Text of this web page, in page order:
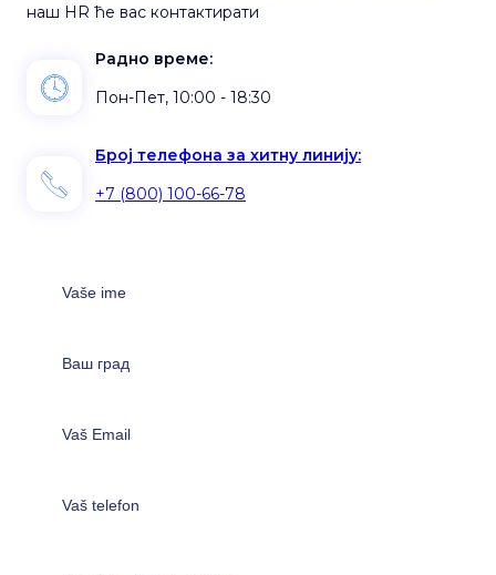
наш HR ће вас контактирати
Радно време:
Пон-Пет, 10:00 - 18:30
Број телефона за хитну линију:
+7 (800) 100-66-78